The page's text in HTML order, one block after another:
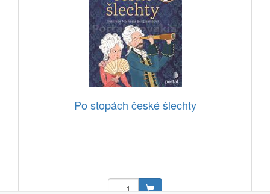
Po stopách české šlechty